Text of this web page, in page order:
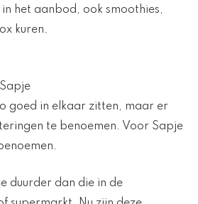
in het aanbod, ook smoothies,
kuren.
goed in elkaar zitten, maar er
te benoemen. Voor Sapje
duurder dan die in de